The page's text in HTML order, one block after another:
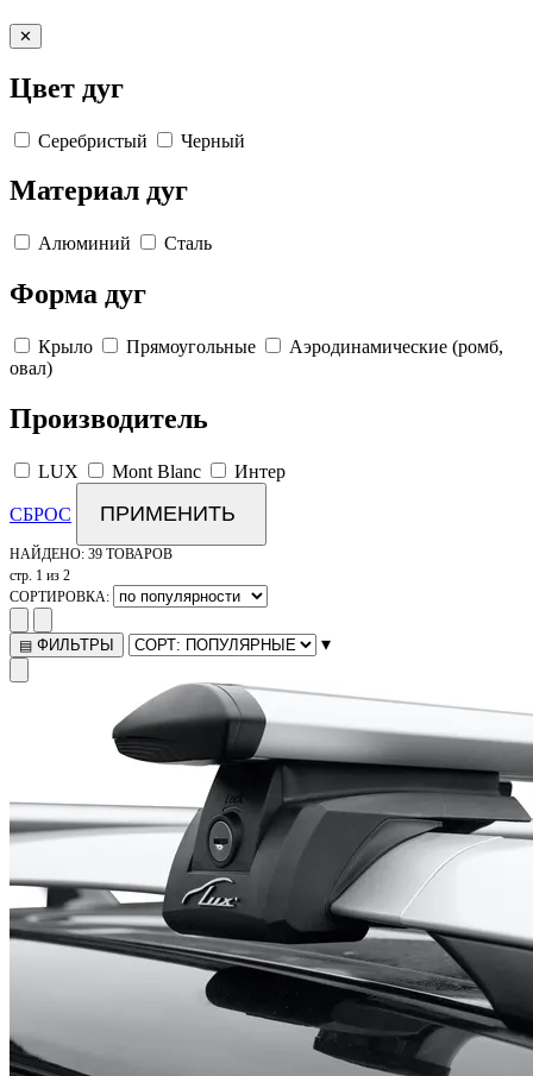
✕
Цвет дуг
Серебристый Черный
Материал дуг
Алюминий Сталь
Форма дуг
Крыло Прямоугольные
Аэродинамические (ромб,
овал)
Производитель
LUX Mont Blanc Интер
СБРОС ПРИМЕНИТЬ
НАЙДЕНО: 39 ТОВАРОВ
стр. 1 из 2
СОРТИРОВКА:
▤ ФИЛЬТРЫ ▾